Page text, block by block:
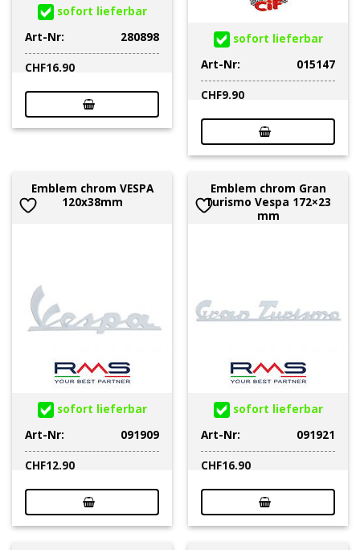
sofort lieferbar
Art-Nr:
280898
CHF16.90
sofort lieferbar
Art-Nr:
015147
CHF9.90
Emblem chrom VESPA
120x38mm
sofort lieferbar
Art-Nr:
091909
CHF12.90
Emblem chrom Gran
Turismo Vespa 172×23
mm
sofort lieferbar
Art-Nr:
091921
CHF16.90